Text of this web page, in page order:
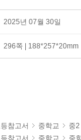
2025년 07월 30일
296쪽 | 188*257*20mm
참고서 중학교 중2
참고서 중학교 중